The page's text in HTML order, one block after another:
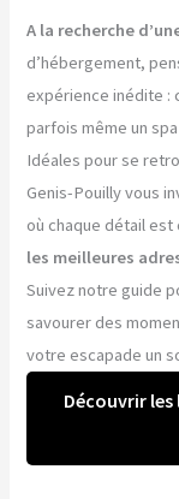
A la recherche
d’hébergement,
expérience inédite :
parfois même un
Idéales pour se
Genis-Pouilly vous
où chaque détail
les meilleures
Suivez notre guide
savourer des
votre escapade un
Découvrir